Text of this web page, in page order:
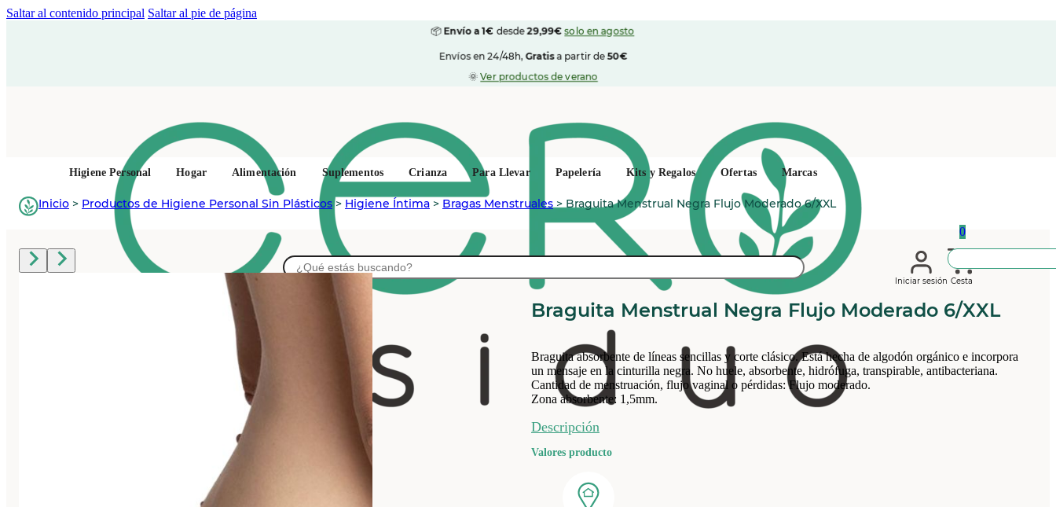
Saltar al contenido principal Saltar al pie de página
📦Envío a 1€ desde29,99€ solo en agosto
Envíos en 24/48h,Gratisa partir de50€
🌞Ver productos de verano
Buscar
Iniciar sesión
0
Cesta
Higiene Personal Hogar Alimentación Suplementos Crianza Para Llevar Papelería Kits y Regalos Ofertas Marcas
Inicio > Productos de Higiene Personal Sin Plásticos> Higiene Íntima > Bragas Menstruales>Braguita Menstrual Negra Flujo Moderado 6/XXL
Braguita Menstrual Negra Flujo Moderado 6/XXL
Braguita absorbente de líneas sencillas y corte clásico. Está hecha de algodón orgánico e incorpora
un mensaje en la cinturilla negra. No huele, absorbente, hidrófuga, transpirable, antibacteriana.
Cantidad de menstruación, flujo vaginal o pérdidas: Flujo moderado.
Zona absorbente: 1,5mm.
Descripción
Valores producto